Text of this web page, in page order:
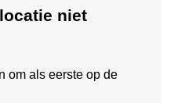
niet
om als eerste op de